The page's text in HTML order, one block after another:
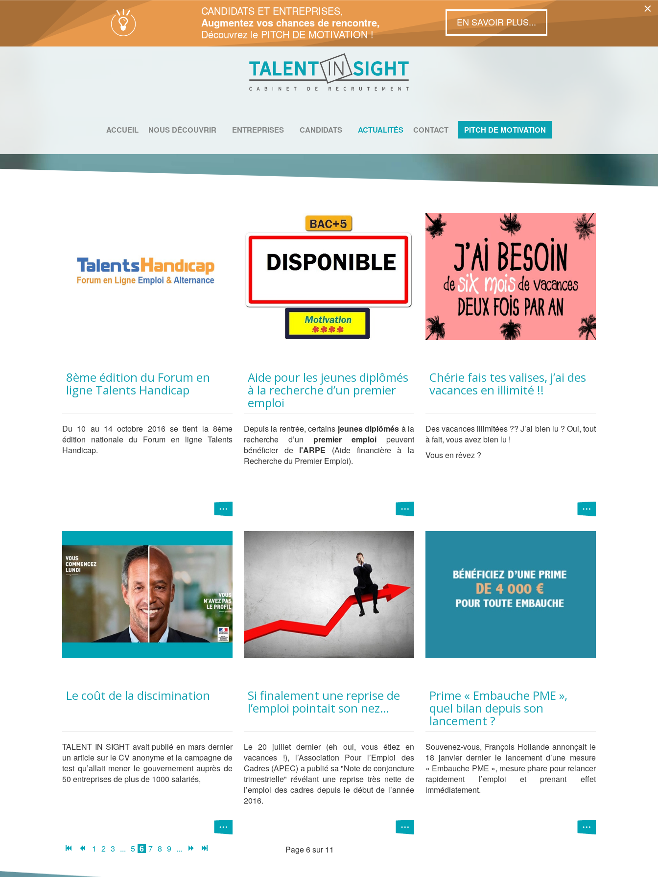
×
CANDIDATS ET ENTREPRISES,
Augmentez vos chances de rencontre,
Découvrez le PITCH DE MOTIVATION !
EN SAVOIR PLUS...
ACCUEIL NOUS DÉCOUVRIR ENTREPRISES CANDIDATS ACTUALITÉS CONTACT PITCH DE MOTIVATION
8ème édition du Forum en
ligne Talents Handicap
Du 10 au 14 octobre 2016 se tient la 8ème
édition nationale du Forum en ligne Talents
Handicap.
Aide pour les jeunes diplômés
à la recherche d’un premier
emploi
Depuis la rentrée, certains jeunes diplômés à la
recherche d’un premier emploipeuvent
bénéficier de l'ARPE (Aide financière à la
Recherche du Premier Emploi).
Chérie fais tes valises, j’ai des
vacances en illimité !!
Des vacances illimitées ?? J’ai bien lu ? Oui, tout
à fait, vous avez bien lu !
Vous en rêvez ?
Le coût de la discimination
TALENT IN SIGHT avait publié en mars dernier
un article sur le CV anonyme et la campagne de
test qu’allait mener le gouvernement auprès de
50 entreprises de plus de 1000 salariés,
Si finalement une reprise de
l’emploi pointait son nez…
Le 20 juillet dernier (eh oui, vous étiez en
vacances !), l’Association Pour l’Emploi des
Cadres (APEC) a publié sa "Note de conjoncture
trimestrielle" révélant une reprise très nette de
l’emploi des cadres depuis le début de l’année
2016.
Prime « Embauche PME »,
quel bilan depuis son
lancement ?
Souvenez-vous, François Hollande annonçait le
18 janvier dernier le lancement d’une mesure
« Embauche PME », mesure phare pour relancer
rapidement l’emploi et prenant effet
immédiatement.
Page 6 sur 11
1 2 3 ... 5 6 7 8 9 ...